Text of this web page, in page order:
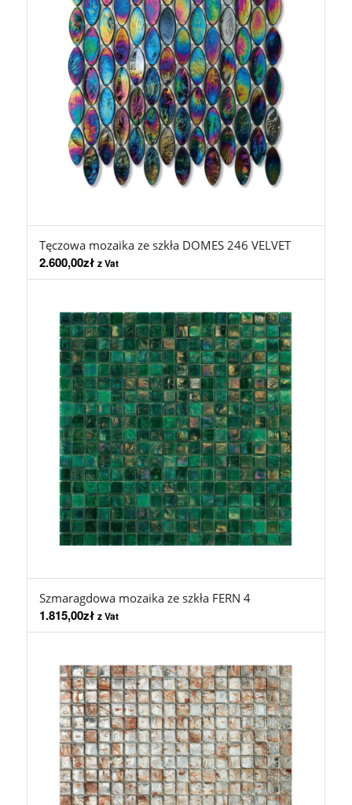
Tęczowa mozaika ze szkła DOMES 246 VELVET
2.600,00zł z Vat
Szmaragdowa mozaika ze szkła FERN 4
1.815,00zł z Vat